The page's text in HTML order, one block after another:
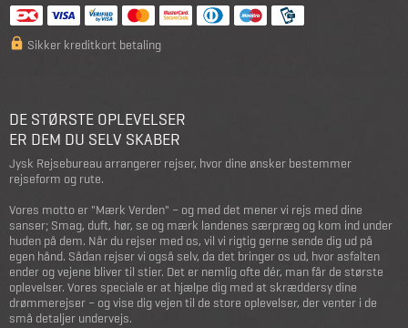
Sikker kreditkort betaling
DE STØRSTE OPLEVELSER
ER DEM DU SELV SKABER
Jysk Rejsebureau arrangerer rejser, hvor dine ønsker bestemmer
rejseform og rute.
Vores motto er "Mærk Verden" – og med det mener vi rejs med dine
sanser; Smag, duft, hør, se og mærk landenes særpræg og kom ind under
huden på dem. Når du rejser med os, vil vi rigtig gerne sende dig ud på
egen hånd. Sådan rejser vi også selv, da det bringer os ud, hvor asfalten
ender og vejene bliver til stier. Det er nemlig ofte dér, man får de største
oplevelser. Vores speciale er at hjælpe dig med at skræddersy dine
drømmerejser – og vise dig vejen til de store oplevelser, der venter i de
små detaljer undervejs.